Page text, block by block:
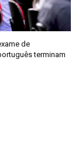
de
terminam